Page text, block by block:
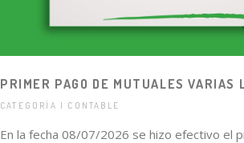
PRIMER PAGO DE MUTUALES
CATEGORÍA | CONTABLE
En la fecha 08/07/2026 se hizo efectivo el